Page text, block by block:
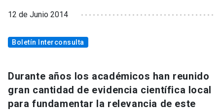
12 de Junio 2014
Boletín Interconsulta
Durante años los académicos han reunido
gran cantidad de evidencia científica local
para fundamentar la relevancia de este